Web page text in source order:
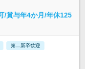
/賞与年4か月/年休125
第二新卒歓迎